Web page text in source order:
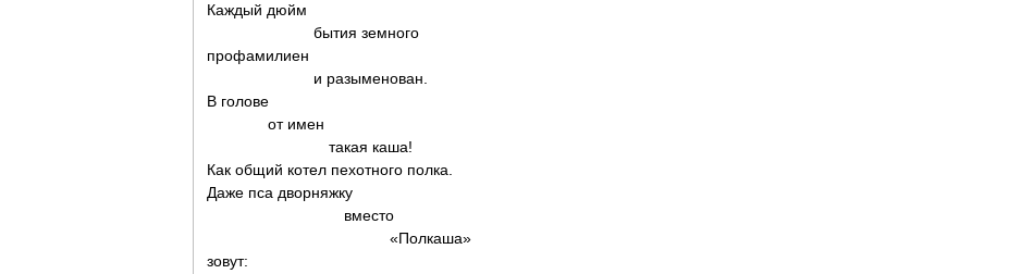
Каждый дюйм
бытия земного
профамилиен
и разыменован.
В голове
от имен
такая каша!
Как общий котел пехотного полка.
Даже пса дворняжку
вместо
«Полкаша»
зовут: